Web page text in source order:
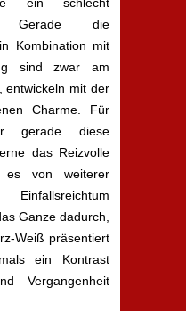
Gerade die
Kombination mit
sind zwar am
entwickeln mit der
Charme. Für
gerade diese
das Reizvolle
von weiterer
Ganze dadurch,
Weiß präsentiert
ein Kontrast
Vergangenheit